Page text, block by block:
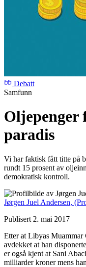
Debatt
Samfunn
paradis
Vi har faktisk fått titte på
rundt 15 prosent av
demokratisk kontroll.
Jørgen Juel Andersen,
Publisert 2. mai 2017
Etter at Libyas Muammar
avdekket at han
er også kjent at Sani
milliarder kroner mens